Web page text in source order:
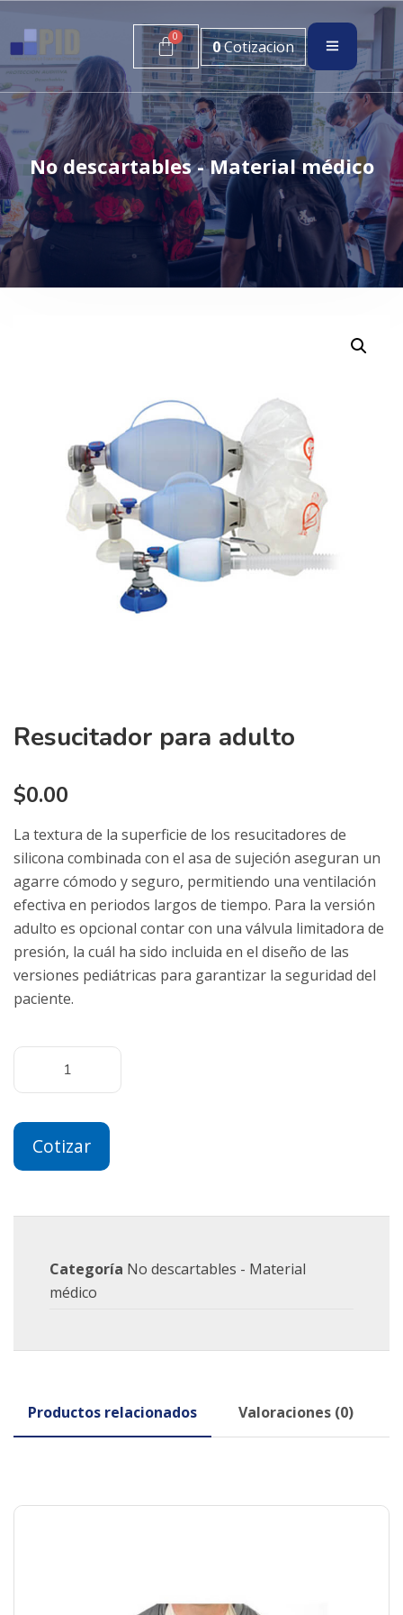
0Cotizacion
No descartables - Material médico
Resucitador para adulto
$0.00
La textura de la superficie de los resucitadores de
silicona combinada con el asa de sujeción aseguran un
agarre cómodo y seguro, permitiendo una ventilación
efectiva en periodos largos de tiempo. Para la versión
adulto es opcional contar con una válvula limitadora de
presión, la cuál ha sido incluida en el diseño de las
versiones pediátricas para garantizar la seguridad del
paciente.
Cotizar
Categoría No descartables - Material
médico
Productos relacionados Valoraciones (0)